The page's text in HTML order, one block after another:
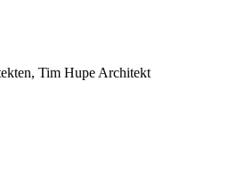
Tim Hupe Architekt